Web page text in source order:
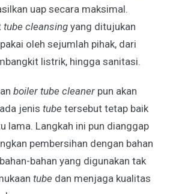
uap secara maksimal.
tube cleansing yang ditujukan
oleh sejumlah pihak, dari
listrik, hingga sanitasi.
boiler tube cleaner pun akan
jenis tube tersebut tetap baik
lama. Langkah ini pun dianggap
pembersihan dengan bahan
bahan yang digunakan tak
tube dan menjaga kualitas